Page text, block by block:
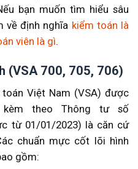
bạn muốn tìm hiểu sâu
về định nghĩa kiểm toán là
viên là gì.
(VSA 700, 705, 706)
Việt Nam (VSA) được
theo Thông tư số
từ 01/01/2023) là căn cứ
chuẩn mực cốt lõi hình
gồm: